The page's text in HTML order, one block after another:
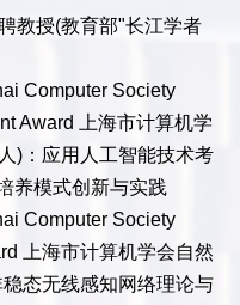
教授(教育部"长江学者
Computer Society
Award 上海市计算机学
)：应用人工智能技术考
养模式创新与实践
Computer Society
上海市计算机学会自然
态无线感知网络理论与